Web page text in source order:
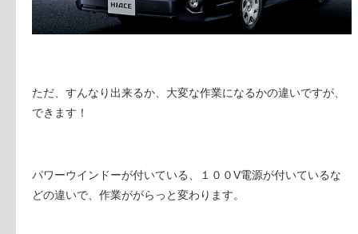
ただ、すんなり出来るか、大変な作業になるかの違いですが、
できます！
パワーウインドーが付いている、１００V電源が付いているな
どの違いで、作業ががらっと変わります。